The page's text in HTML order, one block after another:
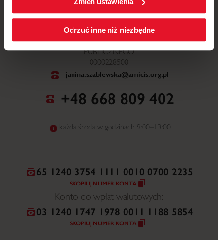
Odrzuć inne niż niezbędne
ul. Mickiewicza 52, 64-510 Wronki
NR WPISU DO ORGANIZACJI POŻYTKU
PUBLICZNEGO
0000228508
janina.szablewska@amicis.org.pl
+48 668 809 402
każda środa w godzinach 9:00–13:00
65 1240 3754 1111 0010 0700 2235
SKOPIUJ NUMER KONTA
Konto do wpłat walutowych:
03 1240 1747 1978 0011 1188 5854
SKOPIUJ NUMER KONTA